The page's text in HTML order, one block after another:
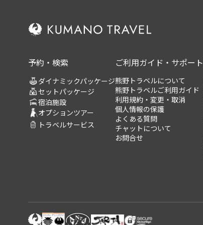
予約・検索
ダイナミックパッケージ
セットパッケージ
宿泊施設
オプションツアー
トラベルサービス
ご利用ガイド・サポート
熊野トラベルについて
熊野トラベルご利用ガイド
利用規約・変更・取消
個人情報の保護
よくある質問
チャットについて
お問合せ